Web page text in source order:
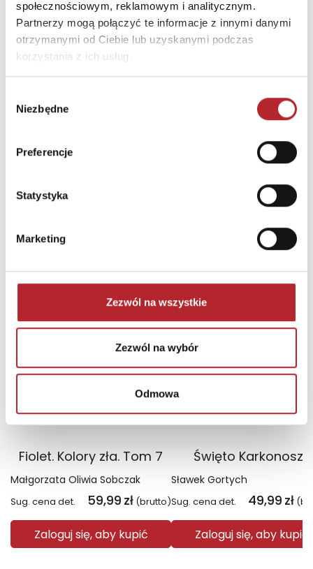
społecznościowym, reklamowym i analitycznym.
Partnerzy mogą połączyć te informacje z innymi danymi
otrzymanymi od Ciebie lub uzyskanymi podczas
korzystania z ich usług.
zgody
Niezbędne
Preferencje
Statystyka
Marketing
Zezwól na wszystkie
Zezwól na wybór
Odmowa
Monolok
Sug. cena det.
Zaloguj się, aby kupić
Kasperl i Margit
79,91zł
Zaloguj się, aby kupić
NAJCZĘŚCIEJ KUPOWANE zobacz więcej
Fiolet. Kolory zła. Tom 7
Małgorzata Oliwia Sobczak
Sug. cena det. 59,99 zł (brutto)
Zaloguj się, aby kupić
Wyłączność
Święto Karkonoszy
Sławek Gortych
Sug. cena det. 49,99 zł
Zaloguj się, aby kupić